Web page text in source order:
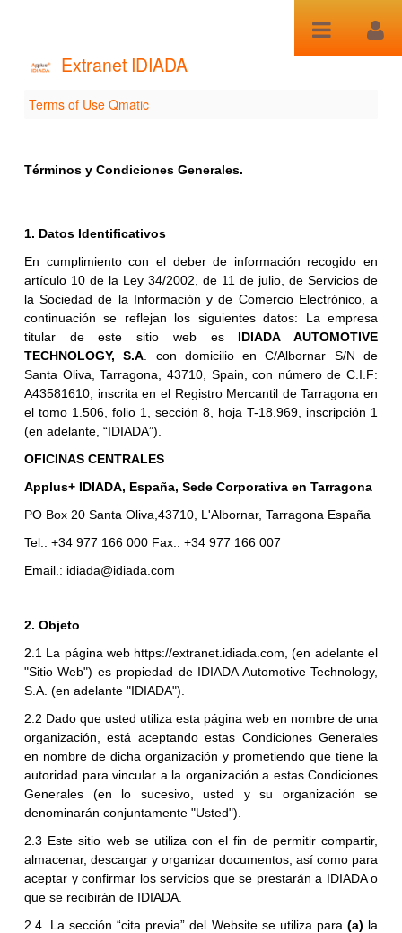
Extranet IDIADA
Terms of Use Qmatic
Terms of Use Qmatic
Términos y Condiciones Generales.
1. Datos Identificativos
En cumplimiento con el deber de información recogido en
artículo 10 de la Ley 34/2002, de 11 de julio, de Servicios de
la Sociedad de la Información y de Comercio Electrónico, a
continuación se reflejan los siguientes datos: La empresa
titular de este sitio web es IDIADA AUTOMOTIVE
TECHNOLOGY, S.A . con domicilio en C/Albornar S/N de
Santa Oliva, Tarragona, 43710, Spain, con número de C.I.F:
A43581610, inscrita en el Registro Mercantil de Tarragona en
el tomo 1.506, folio 1, sección 8, hoja T-18.969, inscripción 1
(en adelante, “IDIADA”).
OFICINAS CENTRALES
Applus+ IDIADA, España, Sede Corporativa en Tarragona
PO Box 20 Santa Oliva,43710, L'Albornar, Tarragona España
Tel.: +34 977 166 000 Fax.: +34 977 166 007
Email.: idiada@idiada.com
2. Objeto
2.1 La página web https://extranet.idiada.com, (en adelante el
"Sitio Web") es propiedad de IDIADA Automotive Technology,
S.A. (en adelante "IDIADA").
2.2 Dado que usted utiliza esta página web en nombre de una
organización, está aceptando estas Condiciones Generales
en nombre de dicha organización y prometiendo que tiene la
autoridad para vincular a la organización a estas Condiciones
Generales (en lo sucesivo, usted y su organización se
denominarán conjuntamente "Usted").
2.3 Este sitio web se utiliza con el fin de permitir compartir,
almacenar, descargar y organizar documentos, así como para
aceptar y confirmar los servicios que se prestarán a IDIADA o
que se recibirán de IDIADA.
2.4. La sección “cita previa” del Website se utiliza para (a) la